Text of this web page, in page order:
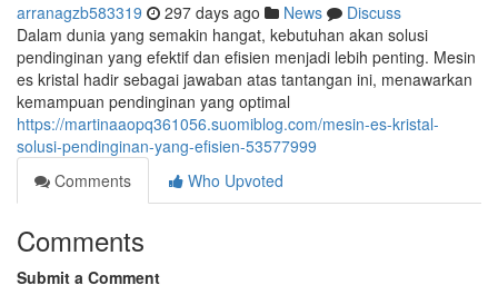
arranagzb583319 297 days ago News
Discuss
Dalam dunia yang semakin hangat, kebutuhan akan solusi
pendinginan yang efektif dan efisien menjadi lebih penting. Mesin
es kristal hadir sebagai jawaban atas tantangan ini, menawarkan
kemampuan pendinginan yang optimal
https://martinaaopq361056.suomiblog.com/mesin-es-kristal-
solusi-pendinginan-yang-efisien-53577999
Comments
Who Upvoted
Comments
Submit a Comment